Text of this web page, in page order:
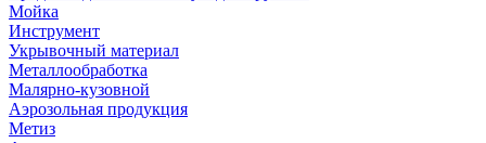
Мойка
Инструмент
Укрывочный материал
Металлообработка
Малярно-кузовной
Аэрозольная продукция
Метиз